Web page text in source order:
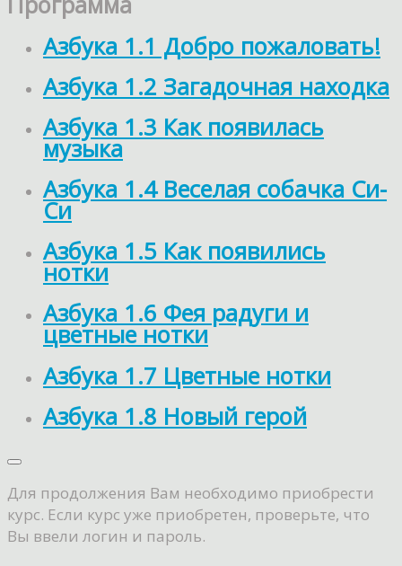
Азбука 1.1 Добро пожаловать!
Азбука 1.2 Загадочная находка
Азбука 1.3 Как появилась
музыка
Азбука 1.4 Веселая собачка Си-
Си
Азбука 1.5 Как появились
нотки
Азбука 1.6 Фея радуги и
цветные нотки
Азбука 1.7 Цветные нотки
Азбука 1.8 Новый герой
Для продолжения Вам необходимо приобрести
курс. Если курс уже приобретен, проверьте, что
Вы ввели логин и пароль.